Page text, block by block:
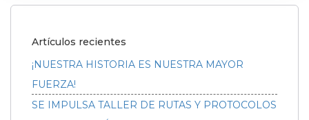
Artículos recientes
¡NUESTRA HISTORIA ES NUESTRA MAYOR
FUERZA!
SE IMPULSA TALLER DE RUTAS Y PROTOCOLOS